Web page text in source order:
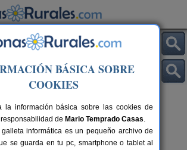
cerca de Andes
BÁSICA SOBRE
COOKIES
la información básica sobre las cookies de
de Mario Temprado Casas.
informática es un pequeño archivo de
se guarda en tu pc, smartphone o tablet al